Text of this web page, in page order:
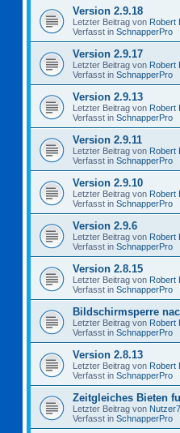
Version 2.9.18
Letzter Beitrag von Robert
Verfasst in SchnapperPro
Version 2.9.17
Letzter Beitrag von Robert
Verfasst in SchnapperPro
Version 2.9.13
Letzter Beitrag von Robert
Verfasst in SchnapperPro
Version 2.9.11
Letzter Beitrag von Robert
Verfasst in SchnapperPro
Version 2.9.10
Letzter Beitrag von Robert
Verfasst in SchnapperPro
Version 2.9.6
Letzter Beitrag von Robert
Verfasst in SchnapperPro
Version 2.8.15
Letzter Beitrag von Robert
Verfasst in SchnapperPro
Bildschirmsperre
Letzter Beitrag von Robert
Verfasst in SchnapperPro
Version 2.8.13
Letzter Beitrag von Robert
Verfasst in SchnapperPro
Zeitgleiches Bieten
Letzter Beitrag von Nutzer7
Verfasst in SchnapperPro